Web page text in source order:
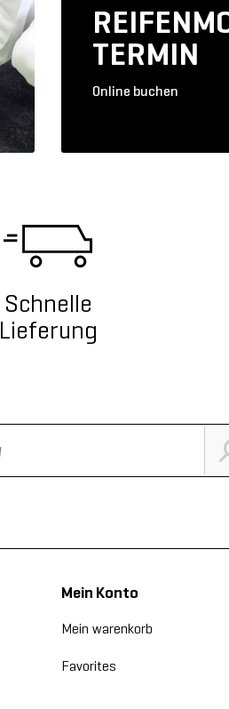
TERMIN
Online buchen
Schnelle
Lieferung
Mein Konto
Mein warenkorb
Favorites